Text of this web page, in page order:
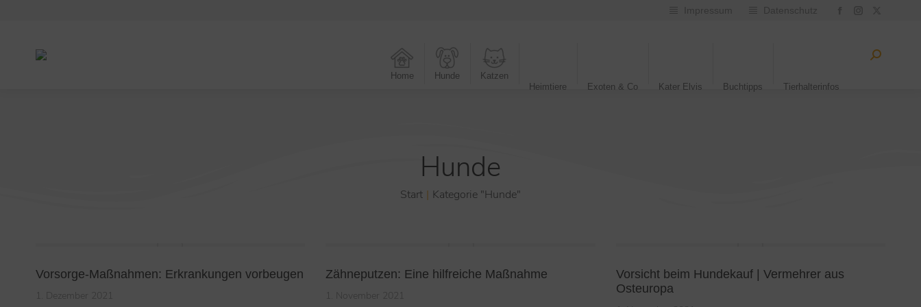
Impressum Datenschutz
Home Hunde
Katzen
Heimtiere
Exoten & Co Kater Elvis Buchtipps Tierhalterinfos
Hunde
Start Kategorie "Hunde"
Vorsorge-Maßnahmen: Erkrankungen vorbeugen
1. Dezember 2021
Zähneputzen: Eine hilfreiche Maßnahme
1. November 2021
Vorsicht beim Hundekauf | Vermehrer aus
Osteuropa